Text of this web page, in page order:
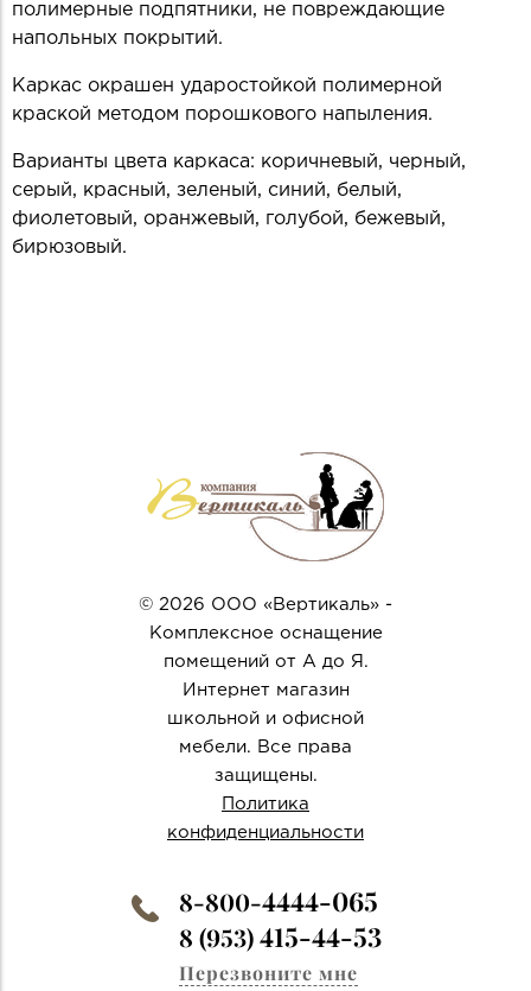
полимерные подпятники, не повреждающие
напольных покрытий.
Каркас окрашен ударостойкой полимерной
краской методом порошкового напыления.
Варианты цвета каркаса: коричневый, черный,
серый, красный, зеленый, синий, белый,
фиолетовый, оранжевый, голубой, бежевый,
бирюзовый.
© 2026 ООО «Вертикаль» -
Комплексное оснащение
помещений от А до Я.
Интернет магазин
школьной и офисной
мебели. Все права
защищены.
Политика
конфиденциальности
8-800-4444-065
8 (953)415-44-53
Перезвоните мне